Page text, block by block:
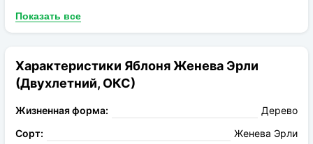
плоскоокруглые, весом 150-170г. Кожица желто-зеленая
обладают винными нотками, приятно пахнут. Созревание
начинается в первой половине июля и длится до конца
месяца. Плоды хранятся около 20 дней.
Показать все
Характеристики Яблоня Женева Эрли
(Двухлетний, ОКС)
Жизненная форма:
Дерево
Сорт:
Женева Эрли